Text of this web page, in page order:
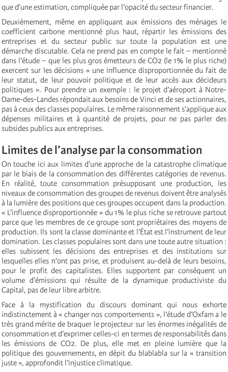
que d’une estimation, compliquée par l’opacité du secteur financier.
Deuxièmement, même en appliquant aux émissions des ménages le
coefficient carbone mentionné plus haut, répartir les émissions des
entreprises et du secteur public sur toute la population est une
démarche discutable. Cela ne prend pas en compte le fait – mentionné
dans l’étude – que les plus gros émetteurs de CO2 (le 1% le plus riche)
exercent sur les décisions « une influence disproportionnée du fait de
leur statut, de leur pouvoir politique et de leur accès aux décideurs
politiques ». Pour prendre un exemple : le projet d’aéroport à Notre-
Dame-des-Landes répondait aux besoins de Vinci et de ses actionnaires,
pas à ceux des classes populaires. Le même raisonnement s’applique aux
dépenses militaires et à quantité de projets, pour ne pas parler des
subsides publics aux entreprises.
Limites de l’analyse par la consommation
On touche ici aux limites d’une approche de la catastrophe climatique
par le biais de la consommation des différentes catégories de revenus.
En réalité, toute consommation présupposant une production, les
niveaux de consommation des groupes de revenus doivent être analysés
à la lumière des positions que ces groupes occupent dans la production.
« L’influence disproportionnée » du 1% le plus riche se retrouve partout
parce que les membres de ce groupe sont propriétaires des moyens de
production. Ils sont la classe dominante et l’État est l’instrument de leur
domination. Les classes populaires sont dans une toute autre situation :
elles subissent les décisions des entreprises et des institutions sur
lesquelles elles n’ont pas prise, et produisent au-delà de leurs besoins,
pour le profit des capitalistes. Elles supportent par conséquent un
volume d’émissions qui résulte de la dynamique productiviste du
Capital, pas de leur libre arbitre.
Face à la mystification du discours dominant qui nous exhorte
indistinctement à « changer nos comportements », l’étude d’Oxfam a le
très grand mérite de braquer le projecteur sur les énormes inégalités de
consommation et d’exprimer celles-ci en termes de responsabilités dans
les émissions de CO2. De plus, elle met en pleine lumière que la
politique des gouvernements, en dépit du blablabla sur la « transition
juste », approfondit l’injustice climatique.